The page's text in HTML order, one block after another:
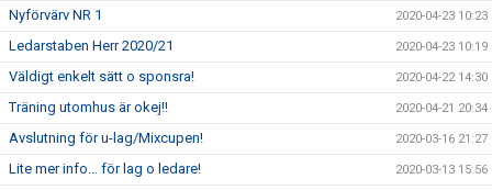
Nyförvärv NR 1 2020-04-23 10:23
Ledarstaben Herr 2020/21 2020-04-23 10:19
Väldigt enkelt sätt o sponsra! 2020-04-22 14:30
Träning utomhus är okej!! 2020-04-21 20:34
Avslutning för u-lag/Mixcupen! 2020-03-16 21:27
Lite mer info... för lag o ledare! 2020-03-13 15:56